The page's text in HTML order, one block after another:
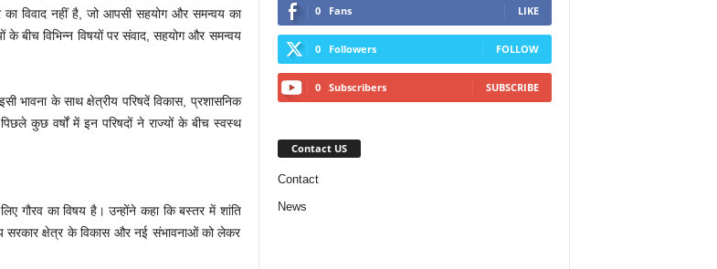
का विवाद नहीं है, जो आपसी सहयोग और समन्वय का
के बीच विभिन्न विषयों पर संवाद, सहयोग और समन्वय
भावना के साथ क्षेत्रीय परिषदें विकास, प्रशासनिक
कुछ वर्षों में इन परिषदों ने राज्यों के बीच स्वस्थ
गौरव का विषय है। उन्होंने कहा कि बस्तर में शांति
सरकार क्षेत्र के विकास और नई संभावनाओं को लेकर
0 Fans LIKE
0 Followers FOLLOW
0 Subscribers SUBSCRIBE
Contact US
Contact
News